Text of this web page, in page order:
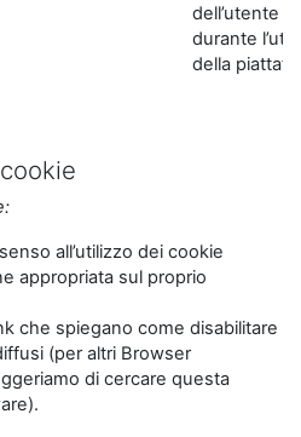
dell’utente
durante
della
all’utilizzo dei cookie
appropriata sul proprio
che spiegano come disabilitare
(per altri Browser
di cercare questa